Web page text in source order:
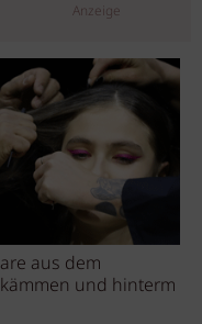
Anzeige
aus dem
und hinterm